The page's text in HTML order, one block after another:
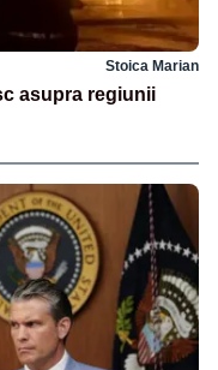
Stoica Marian
asupra regiunii